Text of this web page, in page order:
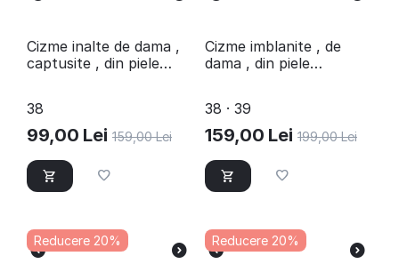
​Cizme inalte de dama ,
captusite , din piele
38
99,00 Lei 159,00 Lei
​Cizme imblanite , de
dama , din piele
38 · 39
159,00 Lei 199,00 Lei
Reducere 20% Reducere 20%